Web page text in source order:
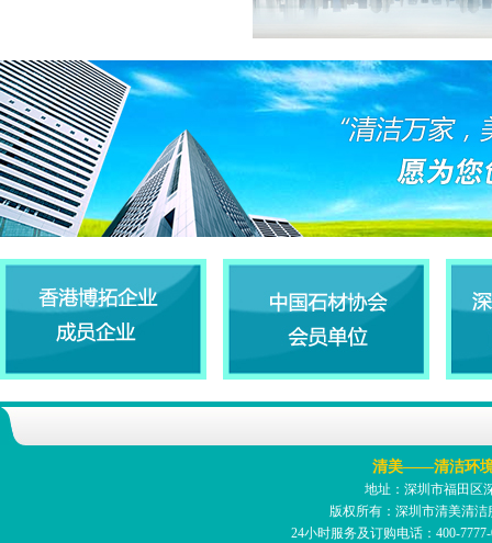
清美——清洁环境
地址：深圳市福田区
版权所有：深圳市清美清
24小时服务及订购电话：400-